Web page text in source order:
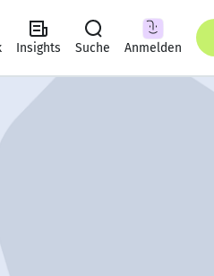
Insights Suche Anmelden